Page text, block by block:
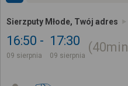
Sierzputy Młode, Twój adres
16:50
09 sierpnia
17:30
09 sierpnia
40min